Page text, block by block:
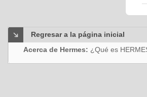
Regresar a la página inicial
Acerca de Hermes: ¿Qué es